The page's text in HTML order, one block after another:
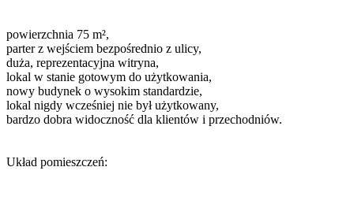
powierzchnia 75 m²,
parter z wejściem bezpośrednio z ulicy,
duża, reprezentacyjna witryna,
lokal w stanie gotowym do użytkowania,
nowy budynek o wysokim standardzie,
lokal nigdy wcześniej nie był użytkowany,
bardzo dobra widoczność dla klientów i przechodniów.
Układ pomieszczeń: